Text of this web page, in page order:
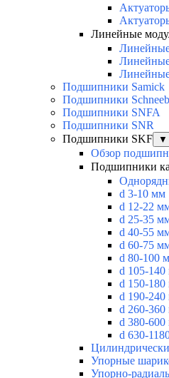
Линейные
Подшипники Samick
Подшипники
Подшипники SNFA
Подшипники SNR
Подшипники SKF
▼
Обзор
Подшипники
d 3-10 мм
d 12-22
d 25-35
d 40-55
d 60-75
d 80-100
d 105-
d 150-
d 190-
d 260-
d 380-
d 630-
Упорные
Упорно-